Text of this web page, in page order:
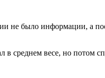
не было информации, а
среднем весе, но потом